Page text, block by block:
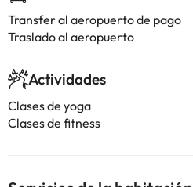
Transfer al aeropuerto de pago
Traslado al aeropuerto
Actividades
Clases de yoga
Clases de fitness